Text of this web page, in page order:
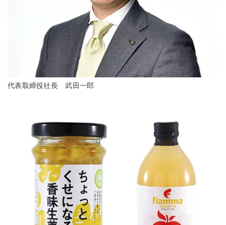
代表取締役社長 武田一郎